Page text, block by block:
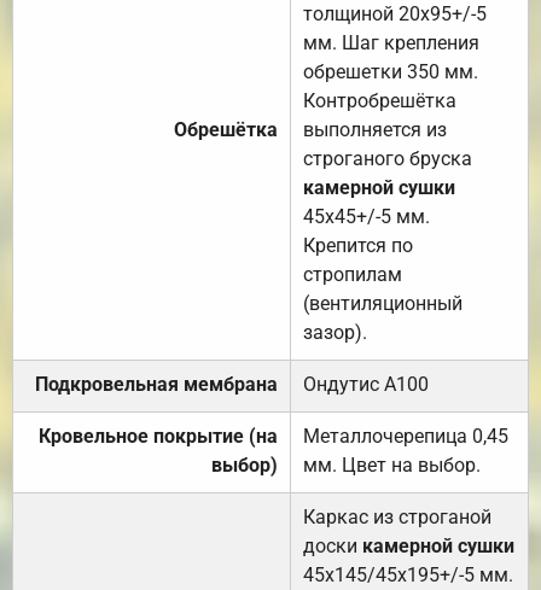
Обрешётка
толщиной 20х95+/-5
мм. Шаг крепления
обрешетки 350 мм.
Контробрешётка
выполняется из
строганого бруска
камерной сушки
45х45+/-5 мм.
Крепится по
стропилам
(вентиляционный
зазор).
Подкровельная мембрана Ондутис А100
Кровельное покрытие (на
выбор)
Металлочерепица 0,45
мм. Цвет на выбор.
Каркас из строганой
доски камерной сушки
45х145/45х195+/-5 мм.